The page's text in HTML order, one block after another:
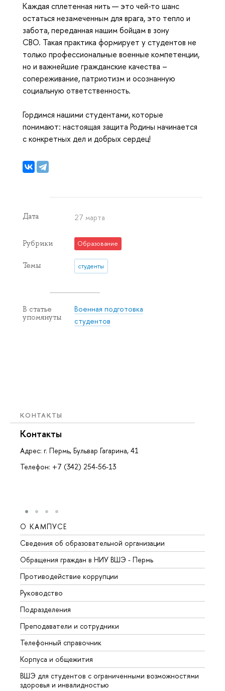
КОНТАКТЫ
Контакты
Адрес: г. Пермь, Бульвар Гагарина, 41
Телефон: +7 (342) 254-56-13
Каждая сплетенная нить — это чей-то шанс
остаться незамеченным для врага, это тепло и
забота, переданная нашим бойцам в зону
СВО. Такая практика формирует у студентов не
только профессиональные военные компетенции,
но и важнейшие гражданские качества –
сопереживание, патриотизм и осознанную
социальную ответственность.
Гордимся нашими студентами, которые
понимают: настоящая защита Родины начинается
с конкретных дел и добрых сердец!
Дата 27 марта
Рубрики Образование
Темы студенты
В статье
упомянуты
Военная подготовка
студентов
О КАМПУСЕ
Сведения об образовательной организации
Обращения граждан в НИУ ВШЭ - Пермь
Противодействие коррупции
Руководство
Подразделения
Преподаватели и сотрудники
Телефонный справочник
Корпуса и общежития
ВШЭ для студентов с ограниченными возможностями
здоровья и инвалидностью